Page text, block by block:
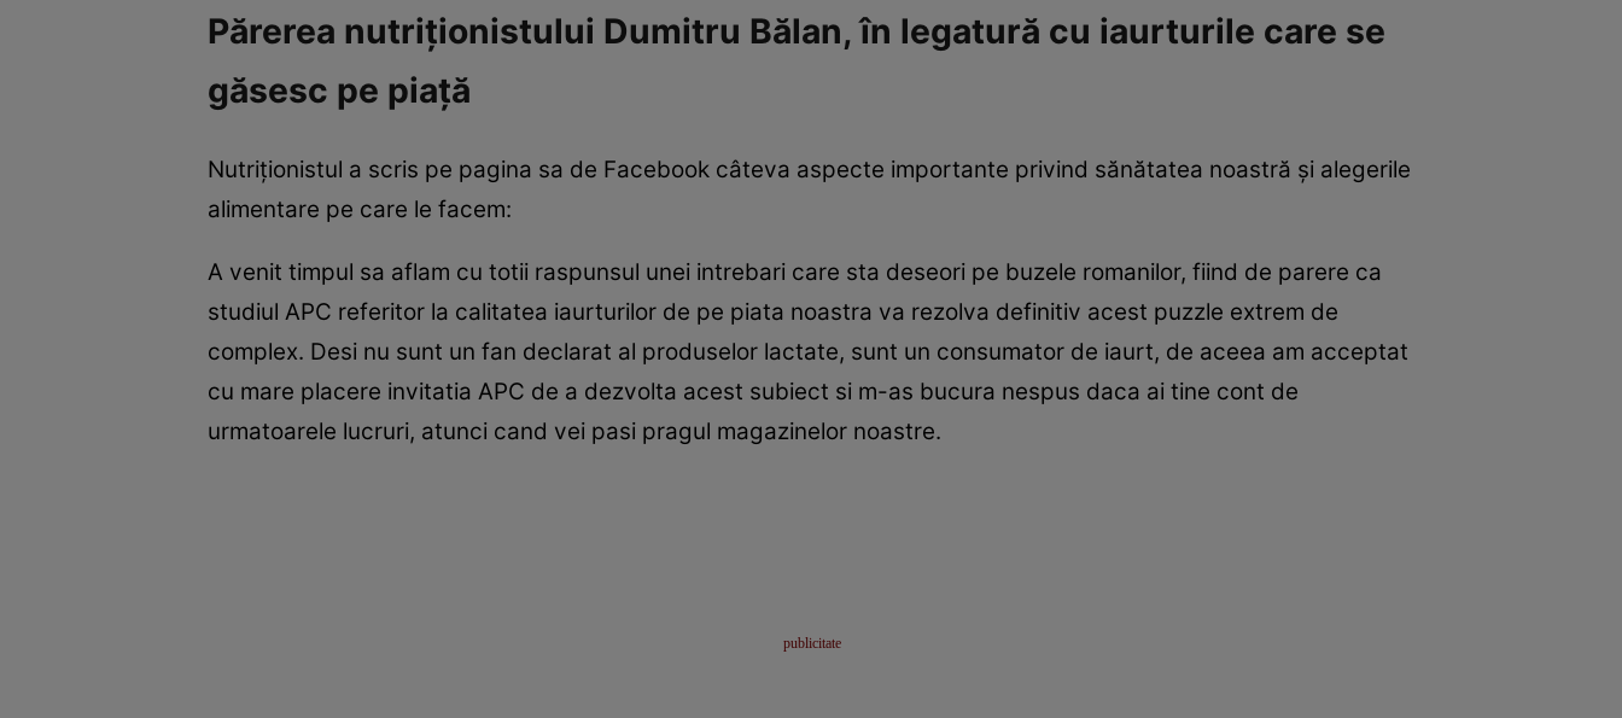
Părerea nutriţionistului Dumitru Bălan, în legatură cu iaurturile care se
găsesc pe piaţă
Nutriţionistul a scris pe pagina sa de Facebook câteva aspecte importante privind sănătatea noastră şi alegerile
alimentare pe care le facem:
A venit timpul sa aflam cu totii raspunsul unei intrebari care sta deseori pe buzele romanilor, fiind de parere ca
studiul APC referitor la calitatea iaurturilor de pe piata noastra va rezolva definitiv acest puzzle extrem de
complex. Desi nu sunt un fan declarat al produselor lactate, sunt un consumator de iaurt, de aceea am acceptat
cu mare placere invitatia APC de a dezvolta acest subiect si m-as bucura nespus daca ai tine cont de
urmatoarele lucruri, atunci cand vei pasi pragul magazinelor noastre.